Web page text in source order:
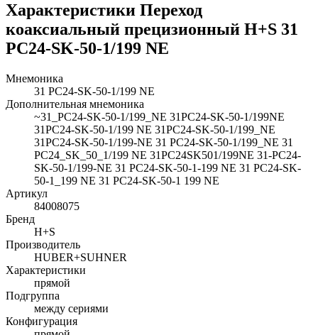
Характеристики Переход
коаксиальный прецизионный H+S 31
PC24-SK-50-1/199 NE
Мнемоника
31 PC24-SK-50-1/199 NE
Дополнительная мнемоника
~31_PC24-SK-50-1/199_NE 31PC24-SK-50-1/199NE
31PC24-SK-50-1/199 NE 31PC24-SK-50-1/199_NE
31PC24-SK-50-1/199-NE 31 PC24-SK-50-1/199_NE 31
PC24_SK_50_1/199 NE 31PC24SK501/199NE 31-PC24-
SK-50-1/199-NE 31 PC24-SK-50-1-199 NE 31 PC24-SK-
50-1_199 NE 31 PC24-SK-50-1 199 NE
Артикул
84008075
Бренд
H+S
Производитель
HUBER+SUHNER
Характеристики
прямой
Подгруппа
между сериями
Конфигурация